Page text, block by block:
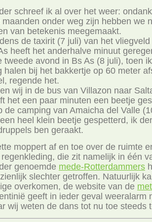
schreef ik al over het weer:
maanden onder weg zijn hebben we
van betekenis meegemaakt.
de taxirit (7 juli) van het
heeft het anderhalve minuut
tweede avond in Bs As (8 juli), toen
halen bij het bakkertje op 60 meter
regende het.
wij in de bus van Villazon naar
het een paar minuten een beetje
de camping van Amaicha del Valle
heel klein beetje gespetterd, ik
ben geraakt.
moppert af en toe over de ruimte
regenkleding, die zit namelijk in één
genoemde mede-Rotterdammers
slechter getroffen. Natuurlijk
overkomen, de website van de
geeft in ieder geval weeralarm
wij weten de dans tot nu toe steeds